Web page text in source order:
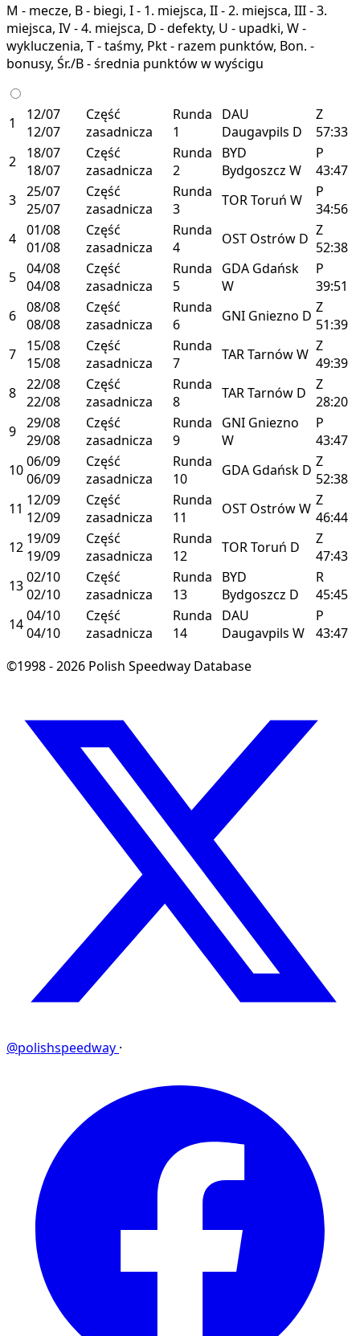
M - mecze, B - biegi, I - 1. miejsca, II - 2. miejsca, III - 3.
miejsca, IV - 4. miejsca, D - defekty, U - upadki, W -
wykluczenia, T - taśmy, Pkt - razem punktów, Bon. -
bonusy, Śr./B - średnia punktów w wyścigu
1
12/07
12/07
Część
zasadnicza
Runda
1
DAU
Daugavpils D
Z
57:33
2
18/07
18/07
Część
zasadnicza
Runda
2
BYD
Bydgoszcz W
P
43:47
3 25/07
25/07
Część
zasadnicza
Runda
3
TORToruń W
P
34:56
4 01/08
01/08
Część
zasadnicza
Runda
4
OST Ostrów D Z
52:38
5 04/08
04/08
Część
zasadnicza
Runda
5
GDA Gdańsk
W
P
39:51
6 08/08
08/08
Część
zasadnicza
Runda
6
GNI Gniezno D Z
51:39
7
15/08
15/08
Część
zasadnicza
Runda
7
TARTarnówW Z
49:39
8 22/08
22/08
Część
zasadnicza
Runda
8
TARTarnów D Z
28:20
9 29/08
29/08
Część
zasadnicza
Runda
9
GNI Gniezno
W
P
43:47
1006/09
06/09
Część
zasadnicza
Runda
10
GDA Gdańsk D Z
52:38
11 12/09
12/09
Część
zasadnicza
Runda
11
OST OstrówW Z
46:44
12 19/09
19/09
Część
zasadnicza
Runda
12
TORToruń D
Z
47:43
1302/10
02/10
Część
zasadnicza
Runda
13
BYD
Bydgoszcz D
R
45:45
1404/10
04/10
Część
zasadnicza
Runda
14
DAU
Daugavpils W
P
43:47
©1998 - 2026 Polish Speedway Database
@polishspeedway ·